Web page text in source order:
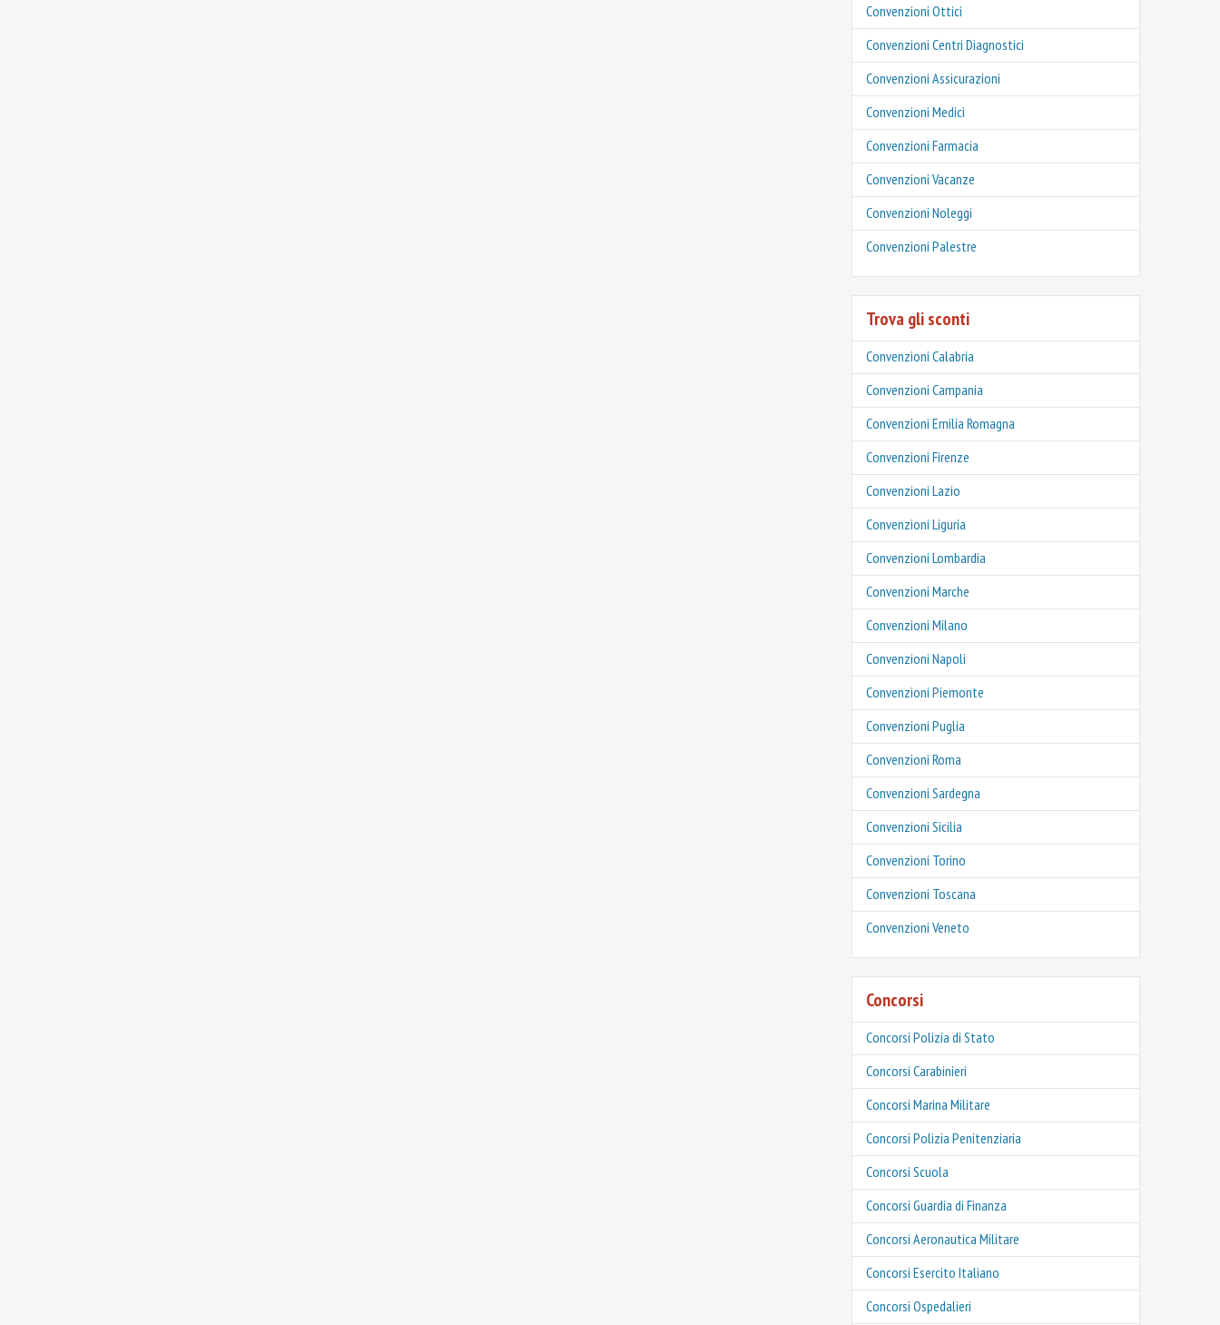
Convenzioni Ottici
Convenzioni Centri Diagnostici
Convenzioni Assicurazioni
Convenzioni Medici
Convenzioni Farmacia
Convenzioni Vacanze
Convenzioni Noleggi
Convenzioni Palestre
Trova gli sconti
Convenzioni Calabria
Convenzioni Campania
Convenzioni Emilia Romagna
Convenzioni Firenze
Convenzioni Lazio
Convenzioni Liguria
Convenzioni Lombardia
Convenzioni Marche
Convenzioni Milano
Convenzioni Napoli
Convenzioni Piemonte
Convenzioni Puglia
Convenzioni Roma
Convenzioni Sardegna
Convenzioni Sicilia
Convenzioni Torino
Convenzioni Toscana
Convenzioni Veneto
Concorsi
Concorsi Polizia di Stato
Concorsi Carabinieri
Concorsi Marina Militare
Concorsi Polizia Penitenziaria
Concorsi Scuola
Concorsi Guardia di Finanza
Concorsi Aeronautica Militare
Concorsi Esercito Italiano
Concorsi Ospedalieri